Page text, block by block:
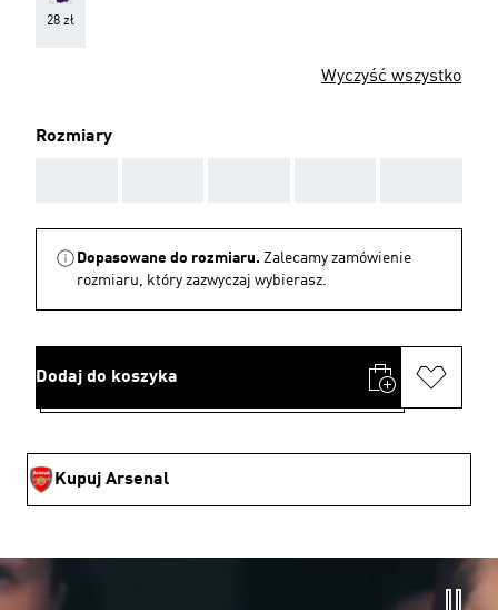
28 zł
Wyczyść wszystko
Rozmiary
Dopasowane do rozmiaru. Zalecamy zamówienie
rozmiaru, który zazwyczaj wybierasz.
Dodaj do koszyka
Kupuj Arsenal